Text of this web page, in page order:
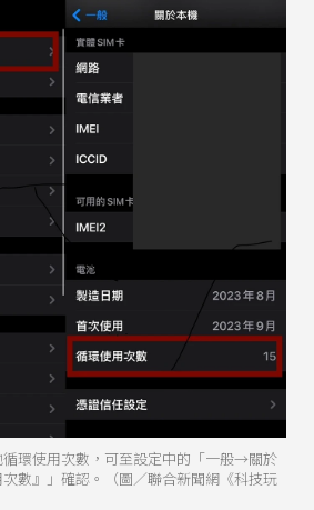
環使用次數，可至設定中的「一般→關於
數』」確認。（圖／聯合新聞網《科技玩